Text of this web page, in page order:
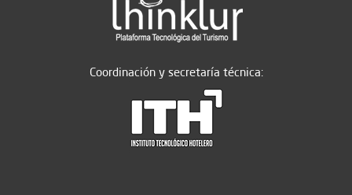
Coordinación y secretaría técnica: